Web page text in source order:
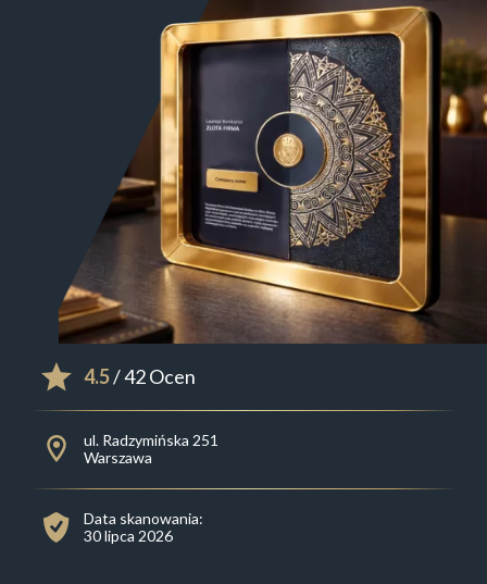
4.5/ 42 Ocen
ul. Radzymińska 251
Warszawa
Data skanowania:
30 lipca 2026